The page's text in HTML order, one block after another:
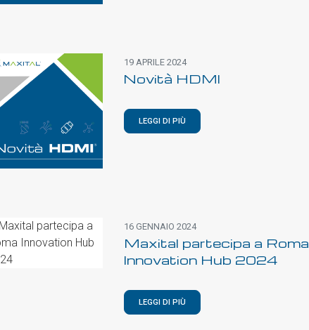
19 APRILE 2024
Novità HDMI
LEGGI DI PIÙ
16 GENNAIO 2024
Maxital partecipa a Roma
Innovation Hub 2024
LEGGI DI PIÙ